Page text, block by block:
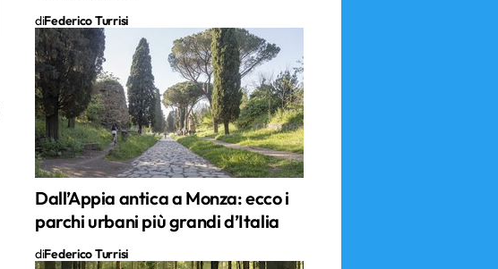
diFederico Turrisi
Dall’Appia antica a Monza: ecco i
parchi urbani più grandi d’Italia
diFederico Turrisi